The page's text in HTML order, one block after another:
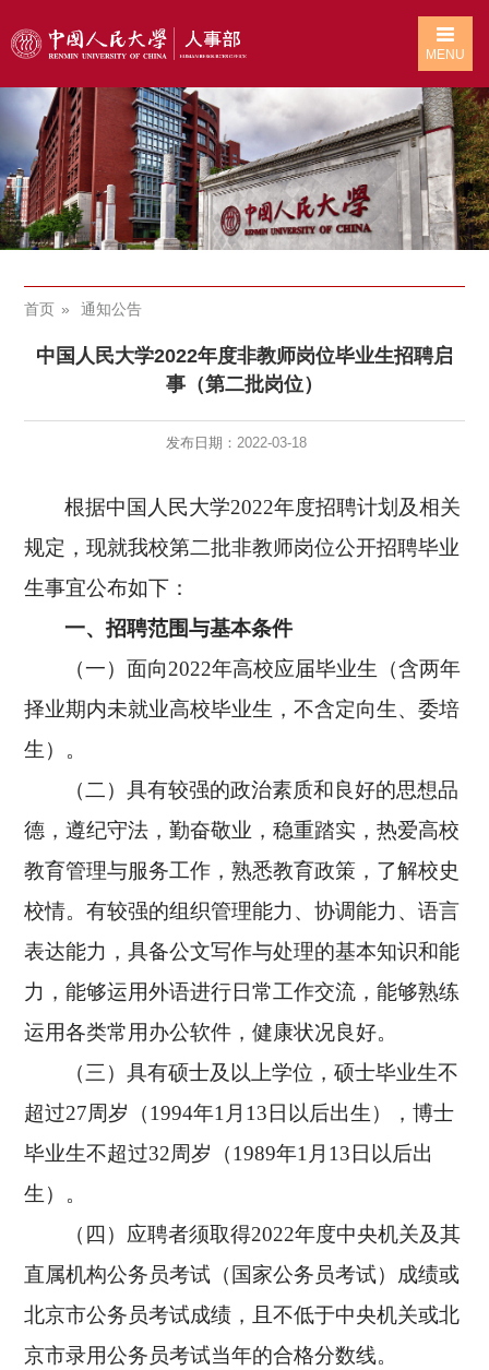
MENU
首页 通知公告
中国人民大学2022年度非教师岗位毕业生招聘启
事（第二批岗位）
发布日期： 2022-03-18
根据中国人民大学2022年度招聘计划及相关
规定，现就我校第二批非教师岗位公开招聘毕业
生事宜公布如下：
一、招聘范围与基本条件
（一）面向2022年高校应届毕业生（含两年
择业期内未就业高校毕业生，不含定向生、委培
生）。
（二）具有较强的政治素质和良好的思想品
德，遵纪守法，勤奋敬业，稳重踏实，热爱高校
教育管理与服务工作，熟悉教育政策，了解校史
校情。有较强的组织管理能力、协调能力、语言
表达能力，具备公文写作与处理的基本知识和能
力，能够运用外语进行日常工作交流，能够熟练
运用各类常用办公软件，健康状况良好。
（三）具有硕士及以上学位，硕士毕业生不
超过27周岁（1994年1月13 日以后出生），博士
毕业生不超过32周岁（1989年1月13 日以后出
生）。
（四）应聘者须取得2022年度中央机关及其
直属机构公务员考试（国家公务员考试）成绩或
北京市公务员考试成绩，且不低于中央机关或北
京市录用公务员考试当年的合格分数线。